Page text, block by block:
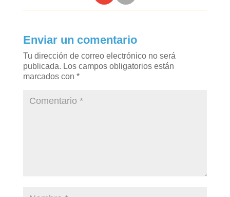
Enviar un comentario
Tu dirección de correo electrónico no será
publicada. Los campos obligatorios están
marcados con *